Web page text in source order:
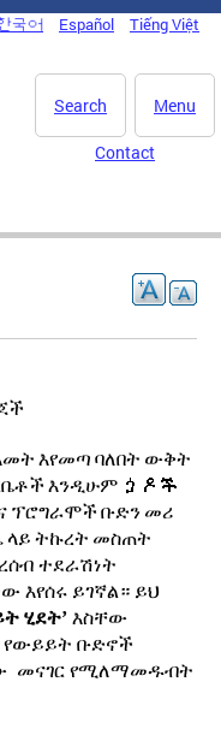
국어 Español Tiếng Việt
Menu
Search
Contact
እየመጣ ባለበት ውቅት
እንዲሁም ጏዶች
ፕሮግራሞች ቡድን መሪ
ላይ ትኩረት መስጠት
ተደራሽነት
ይገኛል። ይህ
ሂደት’ እስቸው
የውይይት ቡድኖች
መናገር የሚለማመዱብት